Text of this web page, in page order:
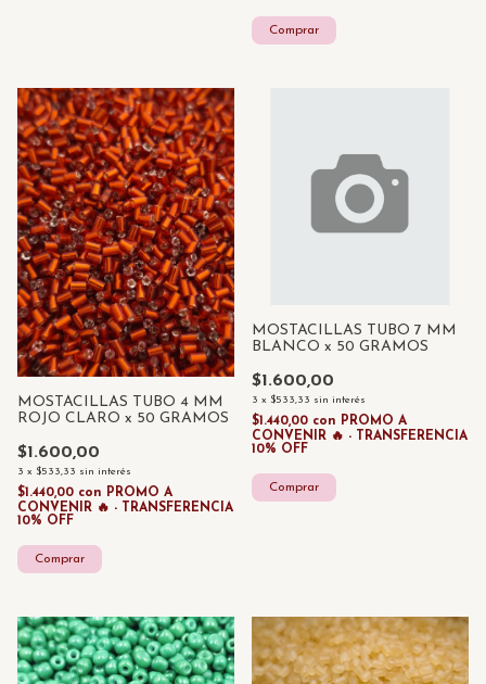
MOSTACILLAS TUBO 4 MM
ROJO CLARO x 50 GRAMOS
$1.600,00
3 x $533,33 sin interés
$1.440,00 con PROMO A
CONVENIR 🔥 - TRANSFERENCIA
10% OFF
MOSTACILLAS TUBO 7 MM
BLANCO x 50 GRAMOS
$1.600,00
3 x $533,33 sin interés
$1.440,00 con PROMO A
CONVENIR 🔥 - TRANSFERENCIA
10% OFF